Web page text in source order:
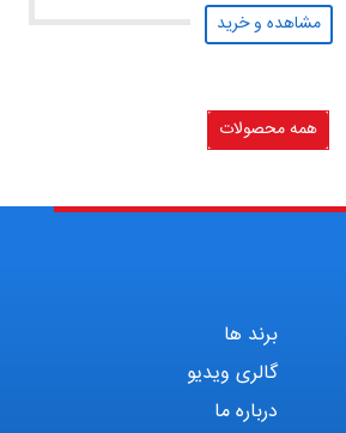
مشاهده و خرید
همه محصولات
برند ها
گالری ویدیو
درباره ما